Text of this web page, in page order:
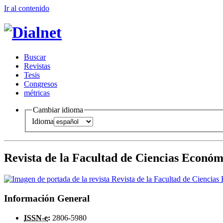
Ir al contenido
Buscar
Revistas
Tesis
Congresos
métricas
Cambiar idioma
Idioma
Revista de la Facultad de Ciencias
Información General
ISSN-e: 2806-5980